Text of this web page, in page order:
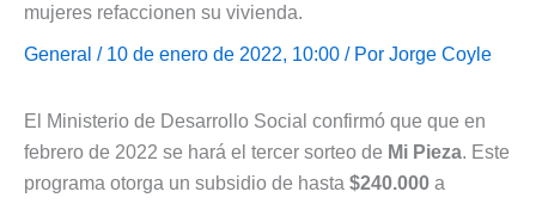
mujeres refaccionen su vivienda.
General / 10 de enero de 2022, 10:00 / Por Jorge Coyle
El Ministerio de Desarrollo Social confirmó que que en
febrero de 2022 se hará el tercer sorteo de Mi Pieza. Este
programa otorga un subsidio de hasta $240.000 a